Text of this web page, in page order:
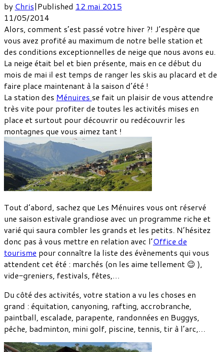
by Chris|Published 12 mai 2015
11/05/2014
Alors, comment s’est passé votre hiver ?! J’espère que
vous avez profité au maximum de notre belle station et
des conditions exceptionnelles de neige que nous avons eu.
La neige était bel et bien présente, mais en ce début du
mois de mai il est temps de ranger les skis au placard et de
faire place maintenant à la saison d’été !
La station des Ménuires se fait un plaisir de vous attendre
très vite pour profiter de toutes les activités mises en
place et surtout pour découvrir ou redécouvrir les
montagnes que vous aimez tant !
Tout d’abord, sachez que Les Ménuires vous ont réservé
une saison estivale grandiose avec un programme riche et
varié qui saura combler les grands et les petits. N’hésitez
donc pas à vous mettre en relation avec l’Office de
tourisme pour connaître la liste des évènements qui vous
attendent cet été : marchés (on les aime tellement 😉 ),
vide-greniers, festivals, fêtes,…
Du côté des activités, votre station a vu les choses en
grand : équitation, canyoning, rafting, accrobranche,
paintball, escalade, parapente, randonnées en Buggys,
pêche, badminton, mini golf, piscine, tennis, tir à l’arc,…